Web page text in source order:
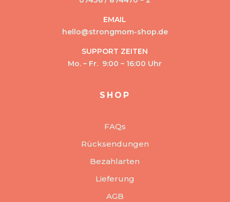
EMAIL
hello@strongmom-shop.de
SUPPORT ZEITEN
Mo. – Fr. 9:00 – 16:00 Uhr
SHOP
FAQs
Rücksendungen
Bezahlarten
Lieferung
AGB